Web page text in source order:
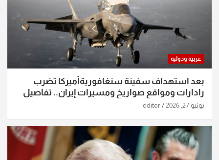
عربية ودولية
بعد استهداف سفينة سنغافوريةأميركا تضرب
رادارات ومواقع صواريخ ومسيرات إيران.. تفاصيل
الساعات الماضية
يونيو 27, 2026 editor